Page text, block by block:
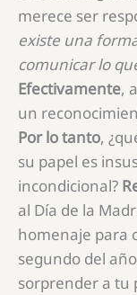
merece ser
existe una
comunicar lo
Efectivamente,
un
Por lo tanto,
su papel es
incondicional?
al Día de la
homenaje para
segundo del
sorprender a tu